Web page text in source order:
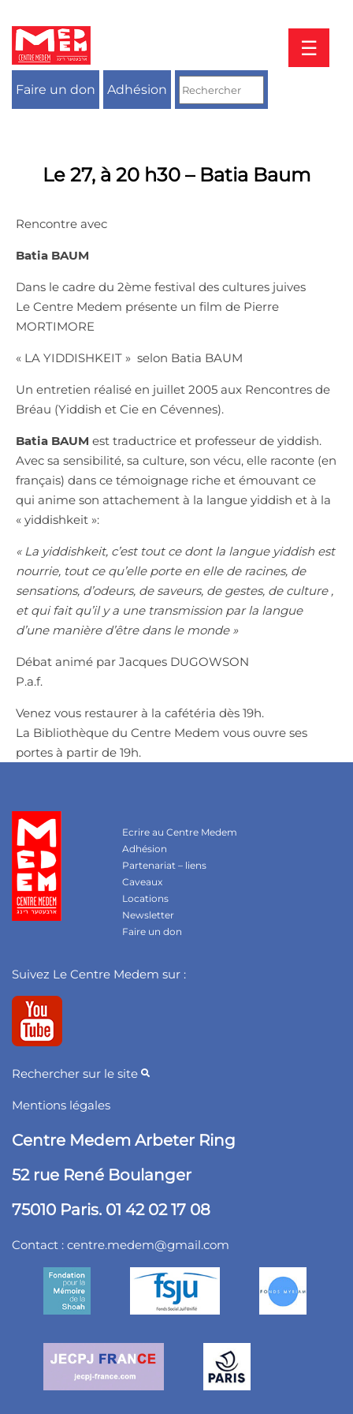
contenu
☰
Faire un don Adhésion
Le 27, à 20 h30 – Batia Baum
Rencontre avec
Batia BAUM
Dans le cadre du 2ème festival des cultures juives
Le Centre Medem présente un film de Pierre
MORTIMORE
« LA YIDDISHKEIT » selon Batia BAUM
Un entretien réalisé en juillet 2005 aux Rencontres de
Bréau (Yiddish et Cie en Cévennes).
Batia BAUM est traductrice et professeur de yiddish.
Avec sa sensibilité, sa culture, son vécu, elle raconte (en
français) dans ce témoignage riche et émouvant ce
qui anime son attachement à la langue yiddish et à la
« yiddishkeit »:
« La yiddishkeit, c’est tout ce dont la langue yiddish est
nourrie, tout ce qu’elle porte en elle de racines, de
sensations, d’odeurs, de saveurs, de gestes, de culture ,
et qui fait qu’il y a une transmission par la langue
d’une manière d’être dans le monde »
Débat animé par Jacques DUGOWSON
P.a.f.
Venez vous restaurer à la cafétéria dès 19h.
La Bibliothèque du Centre Medem vous ouvre ses
portes à partir de 19h.
Ecrire au Centre Medem
Adhésion
Partenariat – liens
Caveaux
Locations
Newsletter
Faire un don
Suivez Le Centre Medem sur :
Rechercher sur le site
Mentions légales
Centre Medem Arbeter Ring
52 rue René Boulanger
75010 Paris. 01 42 02 17 08
Contact : centre.medem@gmail.com